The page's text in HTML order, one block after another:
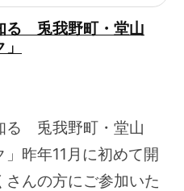
る 兎我野町・堂山
る 兎我野町・堂山
昨年11月に初めて開
んの方にご参加いた